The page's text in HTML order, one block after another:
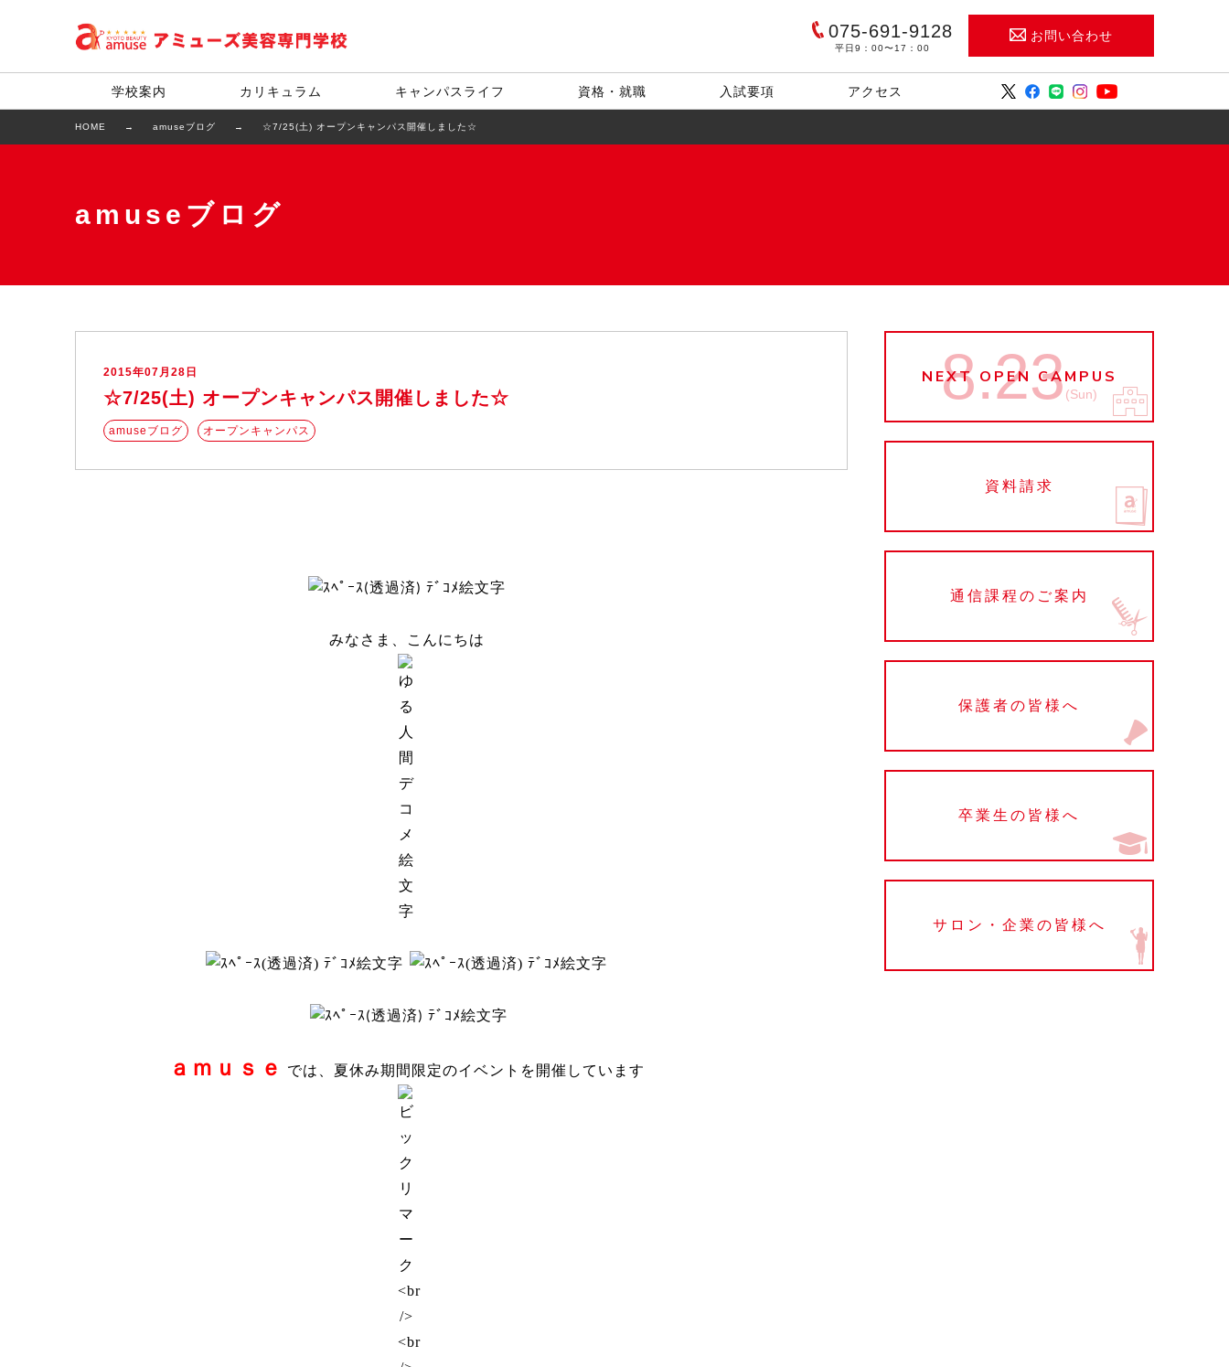
075-691-9128
平日9：00〜17：00
お問い合わせ
学校案内 カリキュラム キャンパスライフ 資格・就職 入試要項 アクセス
HOME amuseブログ ☆7/25(土) オープンキャンパス開催しました☆
amuseブログ
2015年07月28日
☆7/25(土) オープンキャンパス開催しました☆
amuseブログ オープンキャンパス
みなさま、こんにちは
ａｍｕｓｅ では、夏休み期間限定のイベントを開催しています
NEXT OPEN CAMPUS
8.23 (Sun)
資料請求
通信課程のご案内
保護者の皆様へ
卒業生の皆様へ
サロン・企業の皆様へ